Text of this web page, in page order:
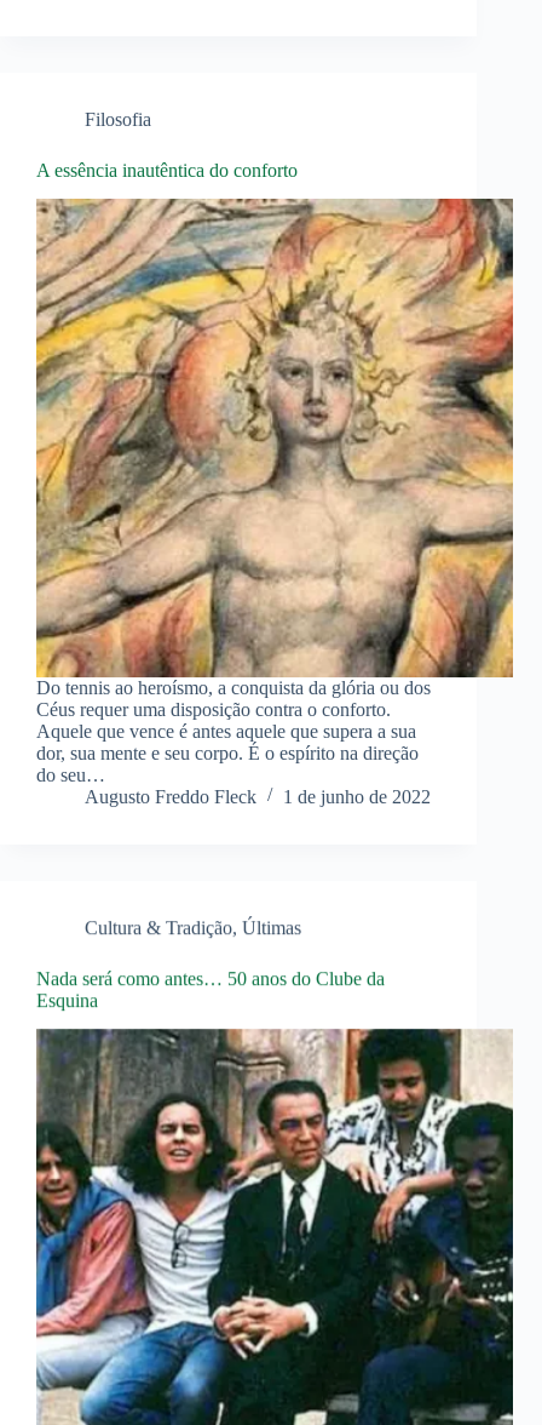
Filosofia
A essência inautêntica do conforto
Do tennis ao heroísmo, a conquista da glória ou dos
Céus requer uma disposição contra o conforto.
Aquele que vence é antes aquele que supera a sua
dor, sua mente e seu corpo. É o espírito na direção
do seu…
Augusto Freddo Fleck
1 de junho de 2022
Cultura & Tradição, Últimas
Nada será como antes… 50 anos do Clube da
Esquina